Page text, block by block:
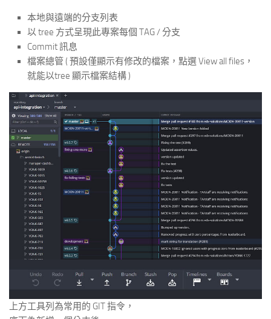
本地與遠端的分支列表
以 tree 方式呈現此專案每個 TAG / 分支
Commit 訊息
檔案總管 ( 預設僅顯示有修改的檔案，點選 View all files，
就能以tree 顯示檔案結構 )
上方工具列為常用的 GIT 指令，